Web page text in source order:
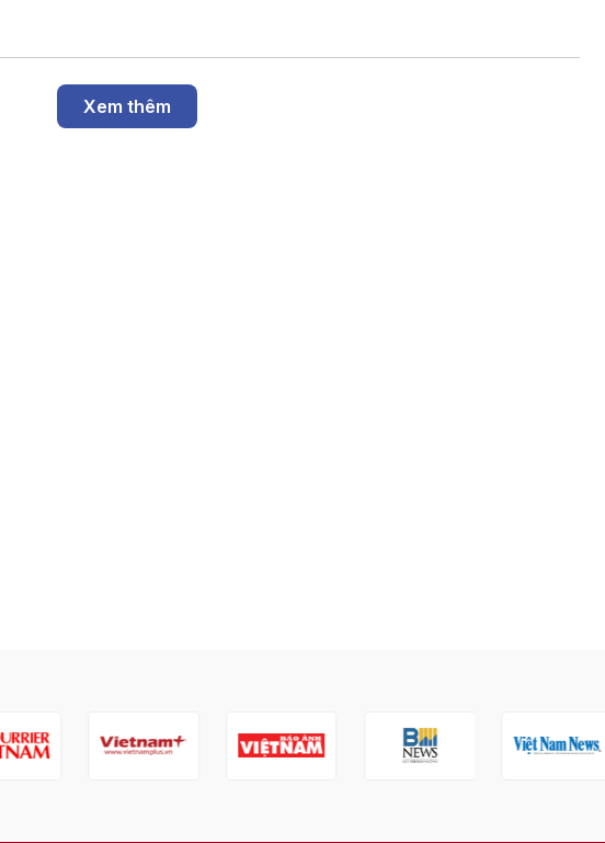
Xem thêm